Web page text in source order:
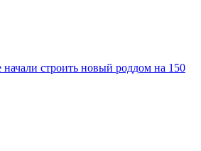
строить новый роддом на 150